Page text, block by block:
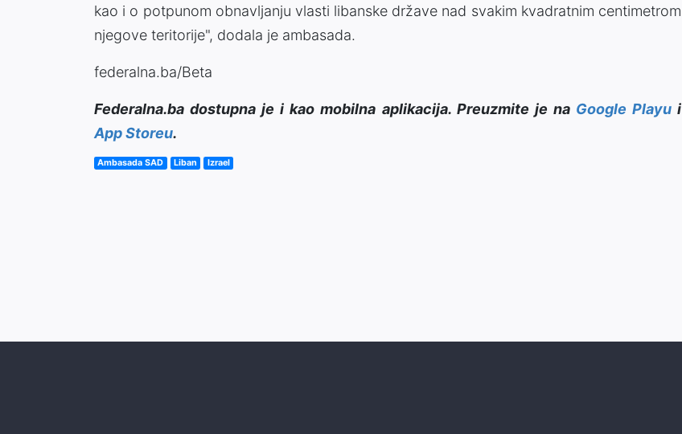
kao i o potpunom obnavljanju vlasti libanske države nad svakim kvadratnim centimetrom
njegove teritorije", dodala je ambasada.
federalna.ba/Beta
Federalna.ba dostupna je i kao mobilna aplikacija. Preuzmite je na Google Playui
App Storeu.
Ambasada SAD Liban Izrael